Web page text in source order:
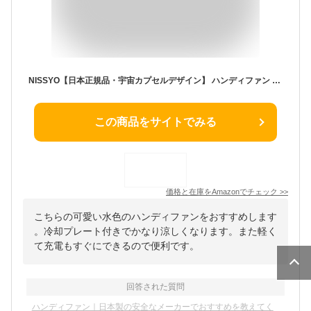
NISSYO【日本正規品・宇宙カプセルデザイン】 ハンディファン 冷却プレート 強力 長時間連続稼働 手持ち扇風機 携帯扇風機 おしゃれ 静音 カラビナ付き 超軽量 3段階風量調整 USB充電式 ハンディ扇風機 小型 クーラー 半導体急速冷却 ペルチェ 強風 可愛い 4000ｍAh大容量 高密度ガード 熱中症対策 蒸れ対策 2025ギフト包装 プレゼント 子供 女性 ブルー
この商品をサイトでみる
価格と在庫をAmazonでチェック >>
こちらの可愛い水色のハンディファンをおすすめします
。冷却プレート付きでかなり涼しくなります。また軽く
て充電もすぐにできるので便利です。
回答された質問
ハンディファン｜日本製の安全なメーカーでおすすめを教えてく